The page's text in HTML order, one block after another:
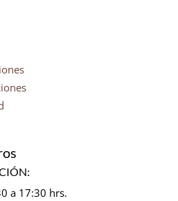
a 17:30 hrs.